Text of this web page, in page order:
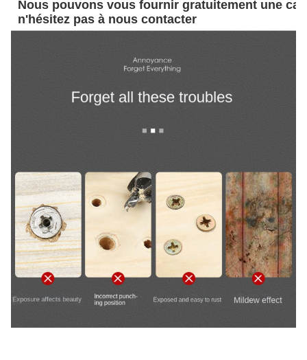
Nous pouvons vous fournir gratuitement une
n'hésitez pas à nous contacter